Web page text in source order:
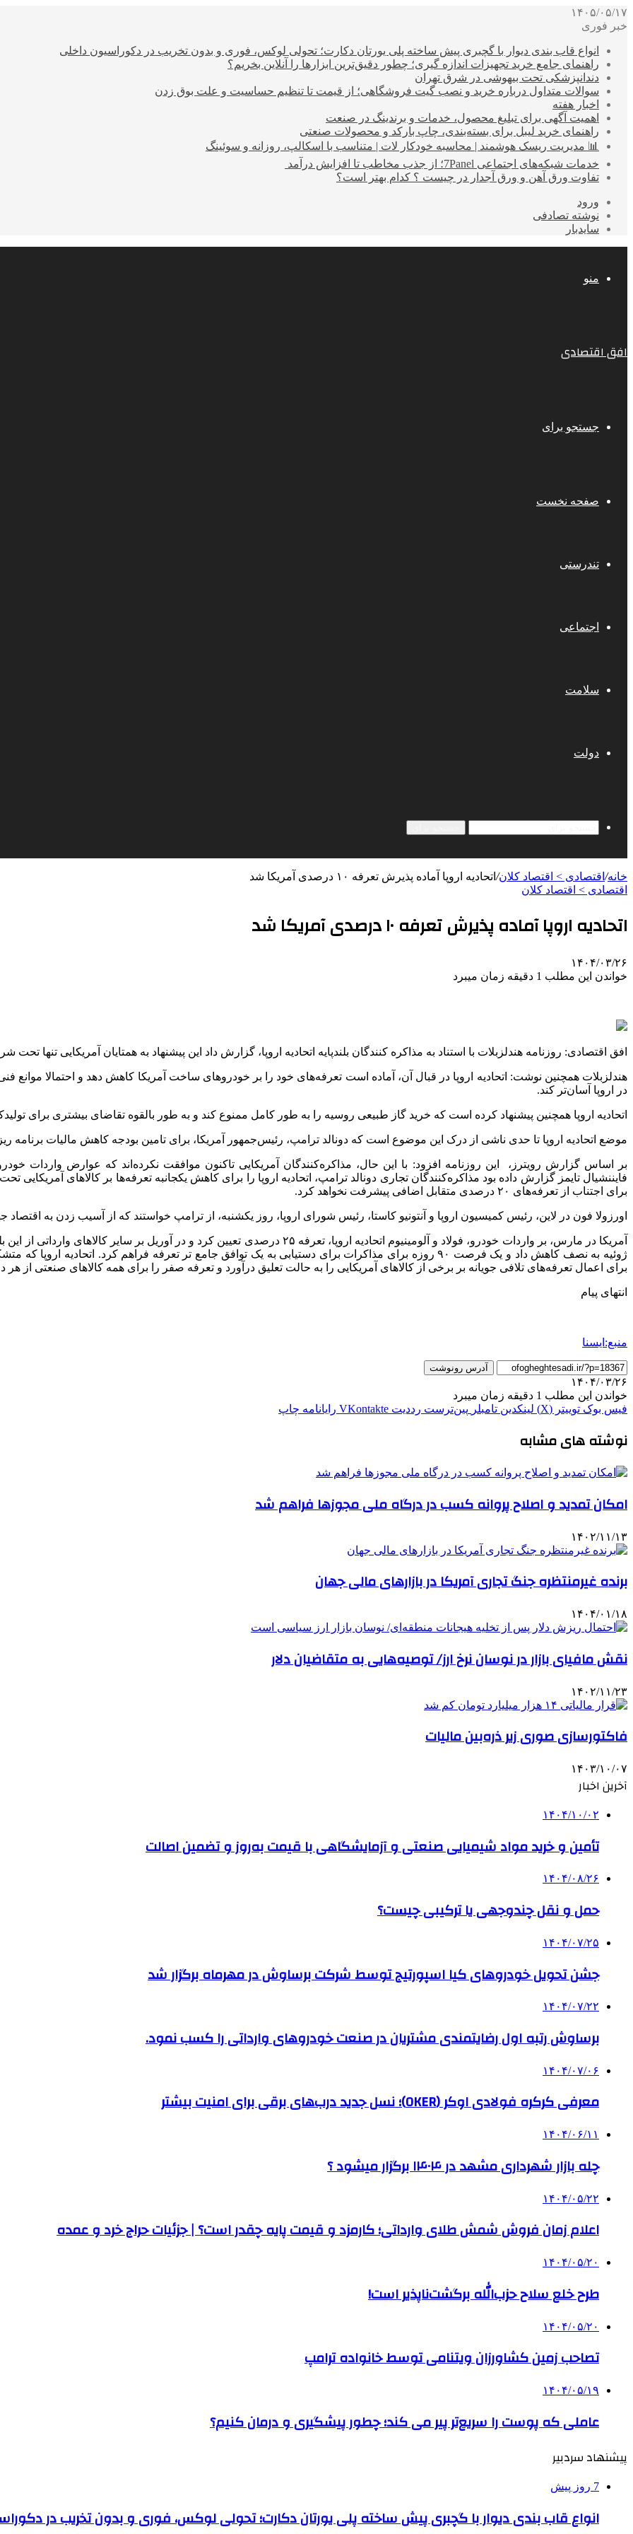
۱۴۰۵/۰۵/۱۷
خبر فوری
انواع قاب بندی دیوار با گچبری پیش ساخته پلی یورتان دکارت؛ تحولی لوکس، فوری و بدون تخریب در دکوراسیون داخلی
راهنمای جامع خرید تجهیزات اندازه گیری؛ چطور دقیق‌ترین ابزارها را آنلاین بخریم؟
دندانپزشکی تحت بیهوشی در شرق تهران
سوالات متداول درباره خرید و نصب گیت فروشگاهی؛ از قیمت تا تنظیم حساسیت و علت بوق زدن
اخبار هفته
اهمیت آگهی برای تبلیغ محصول، خدمات و برندینگ در صنعت
راهنمای خرید لیبل برای بسته‌بندی، چاپ بارکد و محصولات صنعتی
📊 مدیریت ریسک هوشمند | محاسبه خودکار لات | متناسب با اسکالپ، روزانه و سوئینگ
خدمات شبکه‌های اجتماعی 7Panel؛ از جذب مخاطب تا افزایش درآمد
تفاوت ورق آهن و ورق آجدار در چیست ؟ کدام بهتر است؟
ورود
نوشته تصادفی
سایدبار
منو
افق اقتصادی
جستجو برای
صفحه نخست
تندرستی
اجتماعی
سلامت
دولت
خانه/ اقتصادی > اقتصاد کلان/ اتحادیه اروپا آماده پذیرش تعرفه ۱۰ درصدی آمریکا شد
اقتصادی > اقتصاد کلان
اتحادیه اروپا آماده پذیرش تعرفه ۱۰ درصدی آمریکا شد
۱۴۰۴/۰۳/۲۶
خواندن این مطلب 1 دقیقه زمان میبرد
افق اقتصادی: روزنامه هندلزبلات با استناد به مذاکره کنندگان بلندپایه اتحادیه اروپا، گزارش داد این پیشنهاد به همتایان آمریکایی
هندلزبلات همچنین نوشت: اتحادیه اروپا در قبال آن، آماده است تعرفه‌های خود را بر خودروهای ساخت آمریکا کاهش دهد و احتمالا موانع
در اروپا آسان‌تر کند.
اتحادیه اروپا همچنین پیشنهاد کرده است که خرید گاز طبیعی روسیه را به طور کامل ممنوع کند و به طور بالقوه تقاضای بیشتری برای
موضع اتحادیه اروپا تا حدی ناشی از درک این موضوع است که دونالد ترامپ، رئیس‌جمهور آمریکا، برای تامین بودجه کاهش مالیات برنامه
فایننشیال تایمز گزارش داده بود مذاکره‌کنندگان تجاری دونالد ترامپ، اتحادیه اروپا را برای کاهش یکجانبه تعرفه‌ها بر کالاهای
برای اجتناب از تعرفه‌های ۲۰ درصدی متقابل اضافی پیشرفت نخواهد کرد.
اورزولا فون در لاین، رئیس کمیسیون اروپا و آنتونیو کاستا، رئیس شورای اروپا، روز یکشنبه، از ترامپ خواستند که از آسیب زدن به اقتصاد
برای اعمال تعرفه‌های تلافی جویانه بر برخی از کالاهای آمریکایی را به حالت تعلیق درآورد و تعرفه صفر را برای همه کالاهای صنعتی از
انتهای پیام
منبع:ایسنا
آدرس رونوشت
۱۴۰۴/۰۳/۲۶
خواندن این مطلب 1 دقیقه زمان میبرد
فیس بوک توییتر (X) لینکدین ‫تامبلر ‫پین‌ترست ‫رددیت ‫VKontakte رایانامه چاپ
نوشته های مشابه
امکان تمدید و اصلاح پروانه کسب در درگاه ملی مجوزها فراهم شد
۱۴۰۲/۱۱/۱۳
برنده غیرمنتظره جنگ تجاری آمریکا در بازارهای مالی جهان
۱۴۰۴/۰۱/۱۸
نقش مافیای بازار در نوسان نرخ ارز/ توصیه‌هایی به متقاضیان دلار
۱۴۰۲/۱۱/۲۳
فاکتورسازی صوری زیر ذره‌بین مالیات
۱۴۰۳/۱۰/۰۷
آخرین اخبار
۱۴۰۴/۱۰/۰۲
تأمین و خرید مواد شیمیایی صنعتی و آزمایشگاهی با قیمت به‌روز و تضمین اصالت
۱۴۰۴/۰۸/۲۶
حمل و نقل چندوجهی یا ترکیبی چیست؟
۱۴۰۴/۰۷/۲۵
جشن تحویل خودروهای کیا اسپورتیج توسط شرکت برساوش در مهرماه برگزار شد
۱۴۰۴/۰۷/۲۲
برساوش رتبه اول رضایتمندی مشتریان در صنعت خودروهای وارداتی را کسب نمود.
۱۴۰۴/۰۷/۰۶
معرفی کرکره فولادی اوکر (OKER)؛ نسل جدید درب‌های برقی برای امنیت بیشتر
۱۴۰۴/۰۶/۱۱
چله بازار شهرداری مشهد در ۱۴۰۴ برگزار میشود ؟
۱۴۰۴/۰۵/۲۲
اعلام زمان فروش شمش طلای وارداتی؛ کارمزد و قیمت پایه چقدر است؟ | جزئیات حراج خرد و عمده
۱۴۰۴/۰۵/۲۰
طرح خلع سلاح حزب‌الله برگشت‌ناپذیر است!
۱۴۰۴/۰۵/۲۰
تصاحب زمین کشاورزان ویتنامی توسط خانواده ترامپ
۱۴۰۴/۰۵/۱۹
عاملی که پوست را سریع‌تر پیر می کند؛ چطور پیشگیری و درمان کنیم؟
پیشنهاد سردبیر
7 روز پیش
انواع قاب بندی دیوار با گچبری پیش ساخته پلی یورتان دکارت؛ تحولی لوکس، فوری و بدون تخریب در